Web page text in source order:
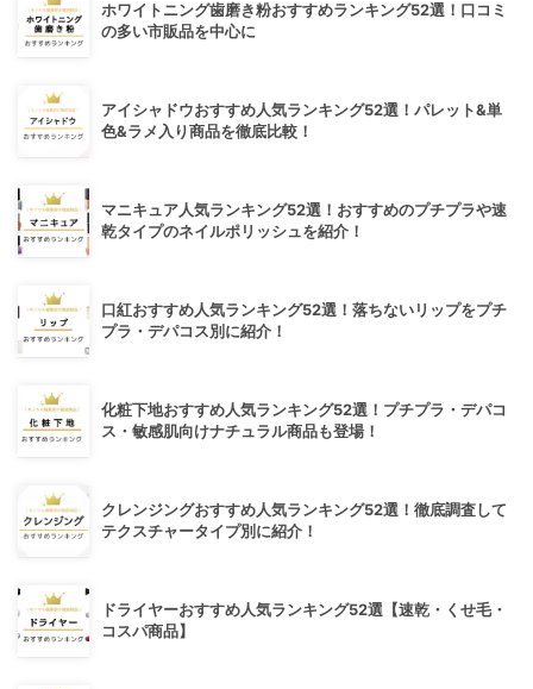
ホワイトニング歯磨き粉おすすめランキング52選！口コミ
の多い市販品を中心に
アイシャドウおすすめ人気ランキング52選！パレット&単
色&ラメ入り商品を徹底比較！
マニキュア人気ランキング52選！おすすめのプチプラや速
乾タイプのネイルポリッシュを紹介！
口紅おすすめ人気ランキング52選！落ちないリップをプチ
プラ・デパコス別に紹介！
化粧下地おすすめ人気ランキング52選！プチプラ・デパコ
ス・敏感肌向けナチュラル商品も登場！
クレンジングおすすめ人気ランキング52選！徹底調査して
テクスチャータイプ別に紹介！
ドライヤーおすすめ人気ランキング52選【速乾・くせ毛・
コスパ商品】